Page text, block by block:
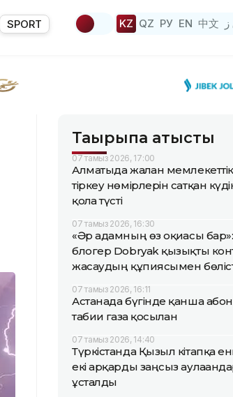
SPORT KZ QZ РУ EN 中文
Тақырыпқа қатысты
07 тамыз 2026, 17:00
Алматыда жалған мемлекеттік
тіркеу нөмірлерін сатқан
қолға түсті
07 тамыз 2026, 16:30
«Әр адамның өз оқиғасы бар»:
блогер Dobryak қызықты
жасаудың құпиясымен
07 тамыз 2026, 16:11
Астанада бүгінде қанша
табиғи газға қосылған
07 тамыз 2026, 14:40
Түркістанда Қызыл кітапқа
екі арқарды заңсыз
ұсталды